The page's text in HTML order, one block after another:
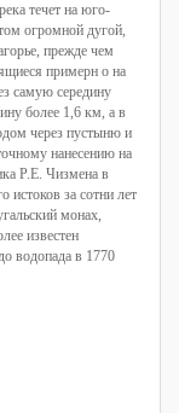
течет на юго-
огромной дугой,
прежде чем
примерн о на
самую середину
более 1,6 км, а в
через пустыню и
нанесению на
Р.Е. Чизмена в
истоков за сотни лет
монах,
известен
водопада в 1770